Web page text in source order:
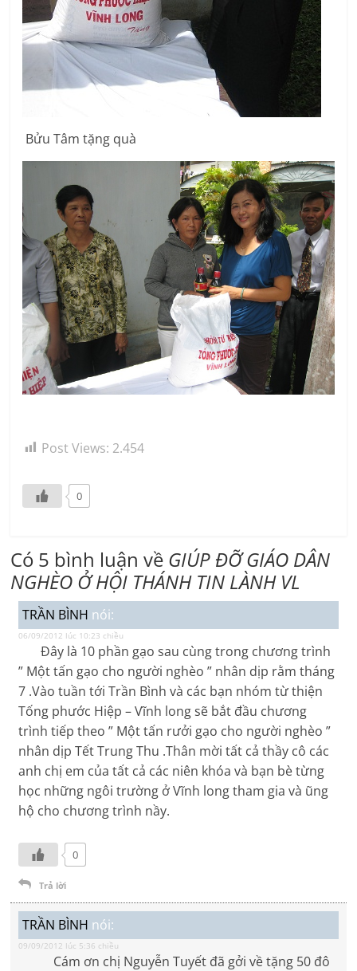
Bửu Tâm tặng quà
Post Views: 2.454
0
Có 5 bình luận về GIÚP ĐỠ GIÁO DÂN
NGHÈO Ở HỘI THÁNH TIN LÀNH VL
TRẦN BÌNH nói:
06/09/2012 lúc 10:23 chiều
Đây là 10 phần gạo sau cùng trong chương trình
” Một tấn gạo cho người nghèo ” nhân dịp rằm tháng
7 .Vào tuần tới Trần Bình và các bạn nhóm từ thiện
Tống phước Hiệp – Vĩnh long sẽ bắt đầu chương
trình tiếp theo ” Một tấn rưởi gạo cho người nghèo ”
nhân dịp Tết Trung Thu .Thân mời tất cả thầy cô các
anh chị em của tất cả các niên khóa và bạn bè từng
học những ngôi trường ở Vĩnh long tham gia và ũng
hộ cho chương trình nầy.
0
Trả lời
TRẦN BÌNH nói:
09/09/2012 lúc 5:36 chiều
Cám ơn chị Nguyễn Tuyết đã gởi về tặng 50 đô